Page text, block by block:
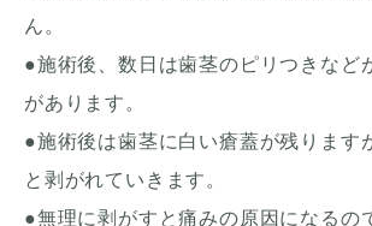
ん。
●施術後、数日は歯茎のピリつきなど
があります。
●施術後は歯茎に白い瘡蓋が残ります
と剥がれていきます。
●無理に剥がすと痛みの原因になるの